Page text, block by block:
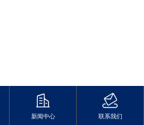
新闻中心 联系我们